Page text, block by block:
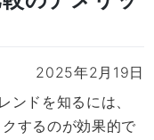
2025年2月19日
ンドを知るには、
するのが効果的で